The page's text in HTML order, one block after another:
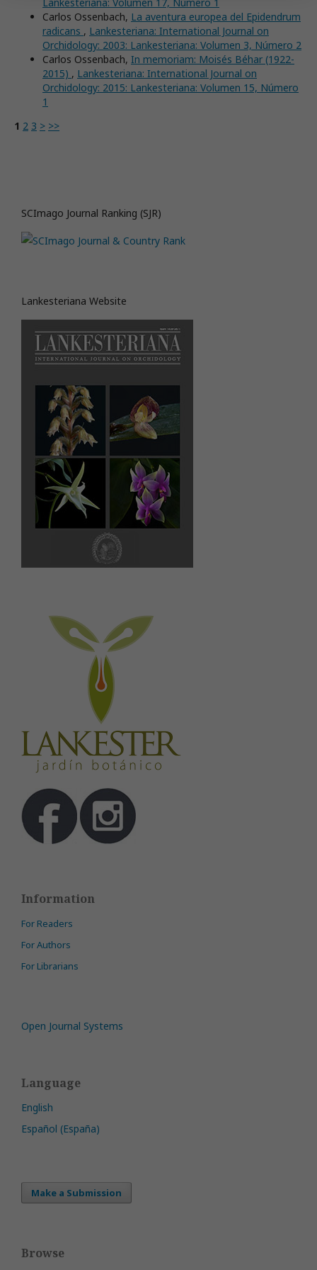
Lankesteriana: Volumen 17, Número 1
Carlos Ossenbach, La aventura europea del Epidendrum
radicans , Lankesteriana: International Journal on
Orchidology: 2003: Lankesteriana: Volumen 3, Número 2
Carlos Ossenbach, In memoriam: Moisés Béhar (1922-
2015) , Lankesteriana: International Journal on
Orchidology: 2015: Lankesteriana: Volumen 15, Número
1
1 2 3 > >>
SCImago Journal Ranking (SJR)
Lankesteriana Website
Information
For Readers
For Authors
For Librarians
Open Journal Systems
Language
English
Español (España)
Make a Submission
Browse